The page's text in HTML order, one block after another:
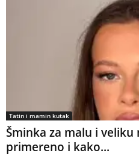
Tatin i mamin kutak
Šminka za malu i veliku
primereno i kako...